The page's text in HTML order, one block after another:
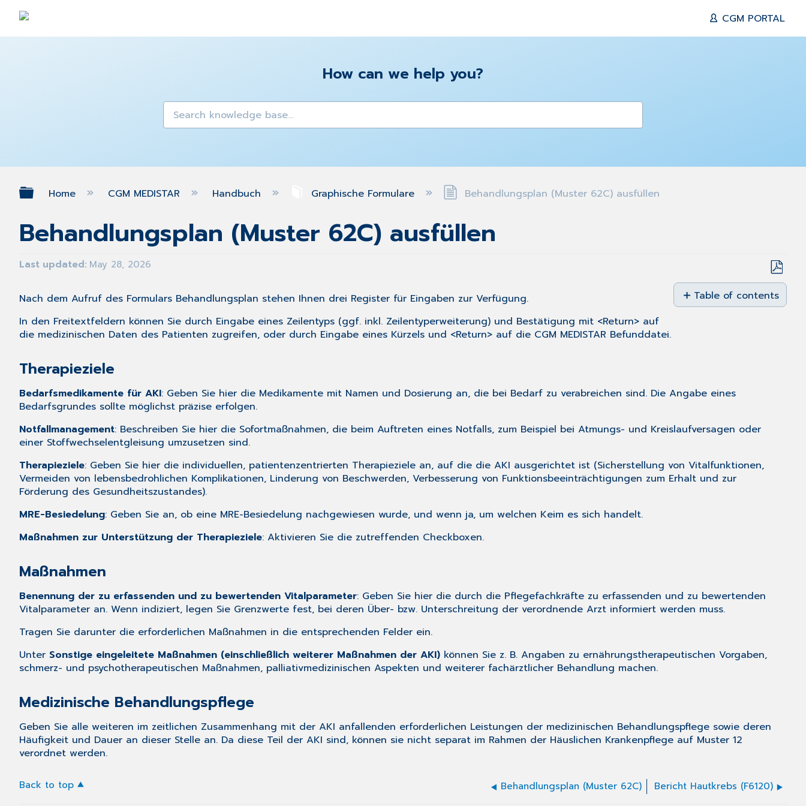
CGM PORTAL
How can we help you?
Expand/collapse global hierarchy
Home CGM MEDISTAR Handbuch Graphische Formulare Behandlungsplan (Muster 62C) ausfüllen
Behandlungsplan (Muster 62C) ausfüllen
Last updated May 28, 2026
Save
as
PDF
Table of contents
Nach dem Aufruf des Formulars Behandlungsplan stehen Ihnen drei Register für Eingaben zur Verfügung.
In den Freitextfeldern können Sie durch Eingabe eines Zeilentyps (ggf. inkl. Zeilentyperweiterung) und Bestätigung mit <Return> auf
die medizinischen Daten des Patienten zugreifen, oder durch Eingabe eines Kürzels und <Return> auf die CGM MEDISTAR Befunddatei.
Therapieziele
Bedarfsmedikamente für AKI: Geben Sie hier die Medikamente mit Namen und Dosierung an, die bei Bedarf zu verabreichen sind. Die Angabe eines
Bedarfsgrundes sollte möglichst präzise erfolgen.
Notfallmanagement: Beschreiben Sie hier die Sofortmaßnahmen, die beim Auftreten eines Notfalls, zum Beispiel bei Atmungs- und Kreislaufversagen oder
einer Stoffwechselentgleisung umzusetzen sind.
Therapieziele: Geben Sie hier die individuellen, patientenzentrierten Therapieziele an, auf die die AKI ausgerichtet ist (Sicherstellung von Vitalfunktionen,
Vermeiden von lebensbedrohlichen Komplikationen, Linderung von Beschwerden, Verbesserung von Funktionsbeeinträchtigungen zum Erhalt und zur
Förderung des Gesundheitszustandes).
MRE-Besiedelung: Geben Sie an, ob eine MRE-Besiedelung nachgewiesen wurde, und wenn ja, um welchen Keim es sich handelt.
Maßnahmen zur Unterstützung der Therapieziele: Aktivieren Sie die zutreffenden Checkboxen.
Maßnahmen
Benennung der zu erfassenden und zu bewertenden Vitalparameter: Geben Sie hier die durch die Pflegefachkräfte zu erfassenden und zu bewertenden
Vitalparameter an. Wenn indiziert, legen Sie Grenzwerte fest, bei deren Über- bzw. Unterschreitung der verordnende Arzt informiert werden muss.
Tragen Sie darunter die erforderlichen Maßnahmen in die entsprechenden Felder ein.
Unter Sonstige eingeleitete Maßnahmen (einschließlich weiterer Maßnahmen der AKI) können Sie z. B. Angaben zu ernährungstherapeutischen Vorgaben,
schmerz- und psychotherapeutischen Maßnahmen, palliativmedizinischen Aspekten und weiterer fachärztlicher Behandlung machen.
Medizinische Behandlungspflege
Geben Sie alle weiteren im zeitlichen Zusammenhang mit der AKI anfallenden erforderlichen Leistungen der medizinischen Behandlungspflege sowie deren
Häufigkeit und Dauer an dieser Stelle an. Da diese Teil der AKI sind, können sie nicht separat im Rahmen der Häuslichen Krankenpflege auf Muster 12
verordnet werden.
Back to top Behandlungsplan (Muster 62C) Bericht Hautkrebs (F6120)